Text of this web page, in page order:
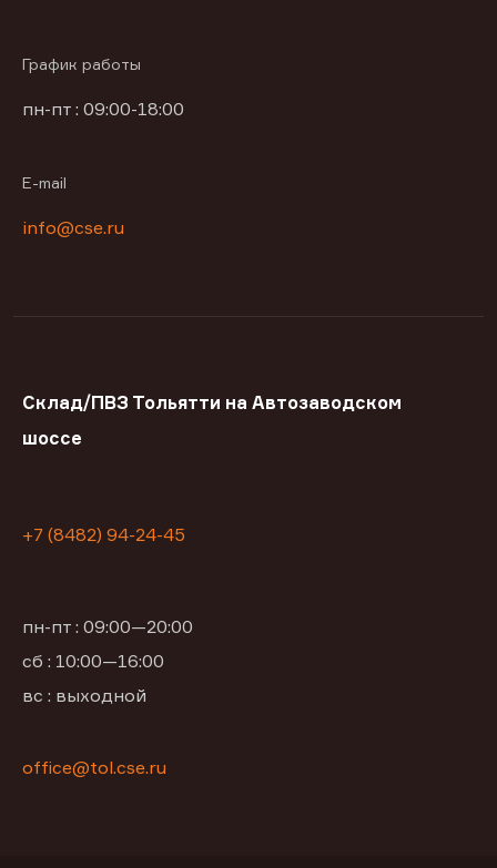
График работы
пн-пт : 09:00-18:00
E-mail
info@cse.ru
Склад/ПВЗ Тольятти на Автозаводском
шоссе
+7 (8482) 94-24-45
пн-пт : 09:00—20:00
сб : 10:00—16:00
вс : выходной
office@tol.cse.ru